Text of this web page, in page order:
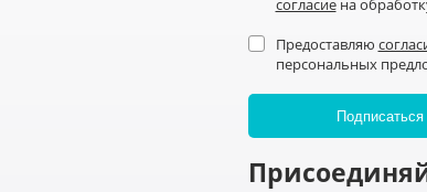
Предоставляю
персональных